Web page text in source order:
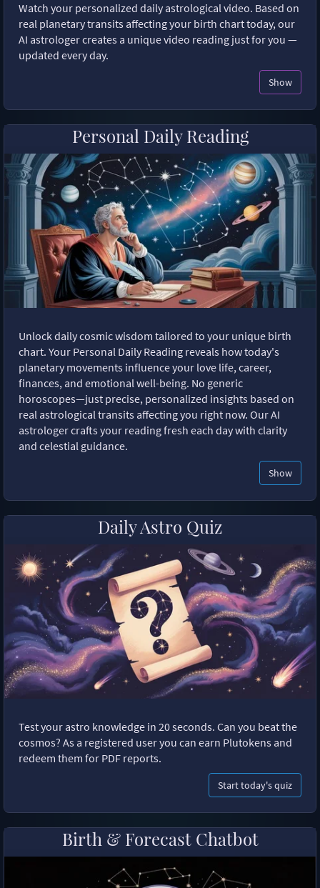
Watch your personalized daily astrological video. Based on
real planetary transits affecting your birth chart today, our
AI astrologer creates a unique video reading just for you —
updated every day.
Show
Personal Daily Reading
Unlock daily cosmic wisdom tailored to your unique birth
chart. Your Personal Daily Reading reveals how today's
planetary movements influence your love life, career,
finances, and emotional well-being. No generic
horoscopes—just precise, personalized insights based on
real astrological transits affecting you right now. Our AI
astrologer crafts your reading fresh each day with clarity
and celestial guidance.
Show
Daily Astro Quiz
Test your astro knowledge in 20 seconds. Can you beat the
cosmos? As a registered user you can earn Plutokens and
redeem them for PDF reports.
Start today's quiz
Birth & Forecast Chatbot